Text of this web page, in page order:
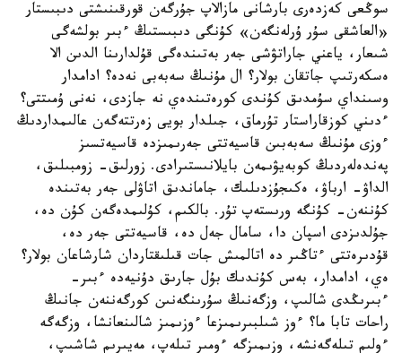
سوڭعى كەزدەرى بارشانى مازالاپ جۇرگەن قورقىنىشتى دىبىستار
«العاشقى سۇر ۇرلەنگەن» كۇنگى دىبىستىڭ ءبىر بولشەگى
شىعار، ياعني جاراتۋشى جەر بەتىندەگى قۇلدارىنا الدىن الا
ەسكەرتىپ جاتقان بولار؟ ال مۇنىڭ سەبەبى نەدە؟ ادامدار
وسىنداي سۇمدىق كۇندى كورەتىندەي نە جازدى، نەنى ۇمىتتى؟
ءدىني كوزقاراستار تۇرماق، جىلدار بويى زەرتتەگەن عالىمداردىڭ
ءوزى مۇنىڭ سەبەبىن قاسيەتتى جەرىمىزدە قاسيەتسىز
پەندەلەردىڭ كوبەيۋىمەن بايلانىستىرادى. زورلىق- زومبىلىق،
الداۋ- ارباۋ، ەكىجۇزدىلىك، جاماندىق اتاۋلى جەر بەتىندە
كۇننەن- كۇنگە ورىستەپ تۇر. بالكىم، كۇلىمدەگەن كۇن دە،
جۇلدىزدى اسپان دا، سامال جەل دە، قاسيەتتى جەر دە،
قۇدىرەتتى ءتاڭىر دە اتالمىش جات قىلىقتاردان شارشاعان بولار؟
ەي، ادامدار، بەس كۇندىك بۇل جارىق دۇنيەدە ءبىر-
ءبىرىڭدى شالىپ، وزگەنىڭ سۇرىنگەنىن كورگەننەن جانىڭ
راحات تابا ما؟ ءوز شىلبىرىمىزعا ءوزىمىز شالىنعانشا، وزگەگە
ءولىم تىلەگەنشە، وزىمىزگە ءومىر تىلەپ، مەيىرىم شاشىپ،